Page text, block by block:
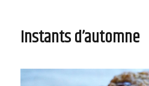
Instants d’automne